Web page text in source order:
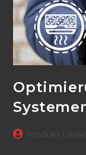
Beitrags-Produkt